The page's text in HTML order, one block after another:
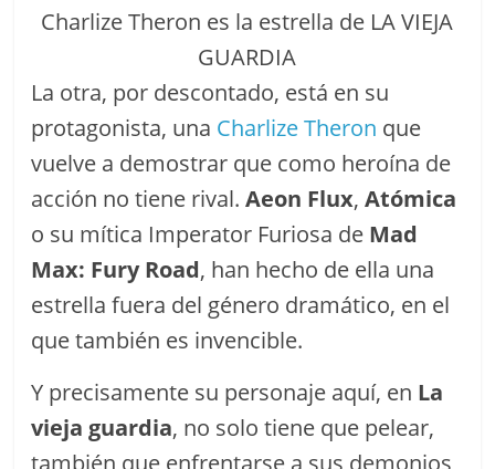
Charlize Theron es la estrella de LA VIEJA
GUARDIA
La otra, por descontado, está en su
protagonista, una Charlize Theron que
vuelve a demostrar que como heroína de
acción no tiene rival.Aeon Flux,Atómica
o su mítica Imperator Furiosa de Mad
Max: Fury Road, han hecho de ella una
estrella fuera del género dramático, en el
que también es invencible.
Y precisamente su personaje aquí, en La
vieja guardia, no solo tiene que pelear,